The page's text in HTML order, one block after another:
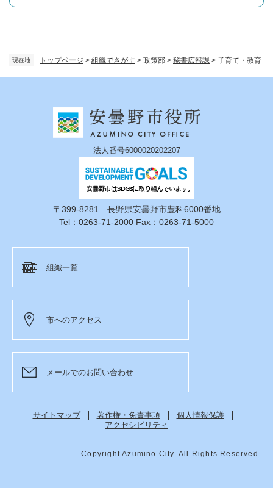
現在地 トップページ > 組織でさがす > 政策部 > 秘書広報課 > 子育て・教育
法人番号6000020202207
〒399-8281 長野県安曇野市豊科6000番地
Tel：0263-71-2000 Fax：0263-71-5000
組織一覧
市へのアクセス
メールでのお問い合わせ
サイトマップ 著作権・免責事項
個人情報保護
アクセシビリティ
Copyright Azumino City. All Rights Reserved.